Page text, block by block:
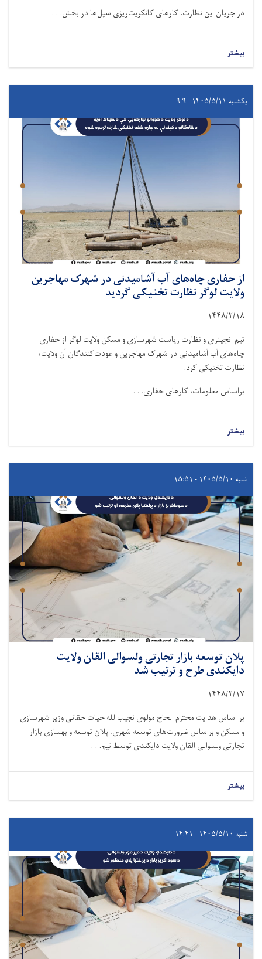
در جریان این نظارت، کارهای کانکریت‌ریزی سپل‌ها در بخش. . .
بیشتر
یکشنبه ۱۴۰۵/۵/۱۱ - ۹:۹
از حفاری چاه‌های آب آشامیدنی در شهرک مهاجرین
ولایت لوگر نظارت تخنیکی گردید
۱۴۴۸/۲/۱۸
تیم انجینری و نظارت ریاست شهرسازی و مسکن ولایت لوگر از حفاری
چاه‌های آب آشامیدنی در شهرک مهاجرین و عودت‌کنندگان آن ولایت،
نظارت تخنیکی کرد.
براساس معلومات، کارهای حفاری. . .
بیشتر
شنبه ۱۴۰۵/۵/۱۰ - ۱۵:۵۱
پلان توسعه بازار تجارتی ولسوالی القان ولایت
دایکندی طرح و ترتیب شد
۱۴۴۸/۲/۱۷
بر اساس هدایت محترم الحاج مولوی نجیب‌الله حیات حقانی وزیر شهرسازی
و مسکن و براساس ضرورت‌های توسعه شهری، پلان توسعه و بهسازی بازار
تجارتی ولسوالی القان ولایت دایکندی توسط تیم. . .
بیشتر
شنبه ۱۴۰۵/۵/۱۰ - ۱۴:۴۱